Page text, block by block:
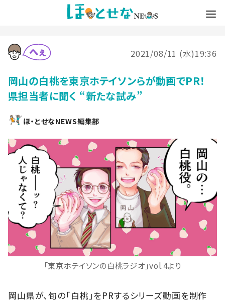
2021/08/11 (水)19:36
岡山の白桃を東京ホテイソンらが動画でPR！
県担当者に聞く “新たな試み”
ほ・とせなNEWS編集部
「東京ホテイソンの白桃ラジオ」vol.4より
岡山県が、旬の「白桃」をPRするシリーズ動画を制作